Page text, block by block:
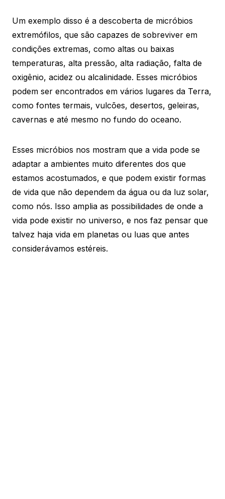
Um exemplo disso é a descoberta de micróbios
extremófilos, que são capazes de sobreviver em
condições extremas, como altas ou baixas
temperaturas, alta pressão, alta radiação, falta de
oxigênio, acidez ou alcalinidade. Esses micróbios
podem ser encontrados em vários lugares da Terra,
como fontes termais, vulcões, desertos, geleiras,
cavernas e até mesmo no fundo do oceano.
Esses micróbios nos mostram que a vida pode se
adaptar a ambientes muito diferentes dos que
estamos acostumados, e que podem existir formas
de vida que não dependem da água ou da luz solar,
como nós. Isso amplia as possibilidades de onde a
vida pode existir no universo, e nos faz pensar que
talvez haja vida em planetas ou luas que antes
considerávamos estéreis.